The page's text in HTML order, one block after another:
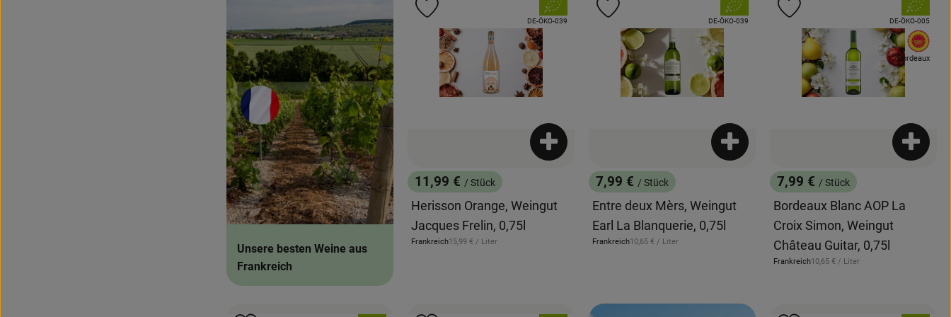
Unsere besten Weine aus
Frankreich
, Preis:
11,99 € / Stück
Herisson Orange, Weingut
Jacques Frelin, 0,75l
, Herkunft:
Frankreich, Referenzpreis:
15,99 € / Liter
Produkt zum Warenkorb hinzufügen
, Verband:
, Kontrollstelle:
DE-ÖKO-039
Produkt zu Favouriten hinzufügen
, Preis:
7,99 € / Stück
Entre deux Mèrs, Weingut
Earl La Blanquerie, 0,75l
, Herkunft:
Frankreich, Referenzpreis:
10,65 € / Liter
Produkt zum Warenkorb hinzufügen
, Verband:
, Kontrollstelle:
DE-ÖKO-039
Produkt zu Favouriten hinzufügen
, Preis:
7,99 € / Stück
Bordeaux Blanc AOP La
Croix Simon, Weingut
Château Guitar, 0,75l
, Herkunft:
Frankreich, Referenzpreis:
10,65 € / Liter
, Verband:
, Kontrollstelle:
DE-ÖKO-005
,
Bordeaux
Produkt zu Favouriten